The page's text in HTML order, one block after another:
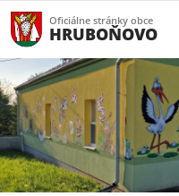
Oficiálne stránky obce
HRUBOŇOVO